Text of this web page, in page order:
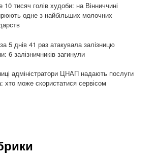
тисяч голів худоби: на Вінниччині
одне з найбільших молочних
5 днів 41 раз атакувала залізницю
6 залізничників загинули
адміністратори ЦНАП надають послуги
хто може скористатися сервісом